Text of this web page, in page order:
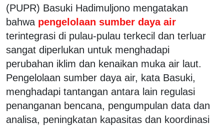
(PUPR) Basuki Hadimuljono mengatakan
bahwa pengelolaan sumber daya air
terintegrasi di pulau-pulau terkecil dan terluar
sangat diperlukan untuk menghadapi
perubahan iklim dan kenaikan muka air laut.
Pengelolaan sumber daya air, kata Basuki,
menghadapi tantangan antara lain regulasi
penanganan bencana, pengumpulan data dan
analisa, peningkatan kapasitas dan koordinasi